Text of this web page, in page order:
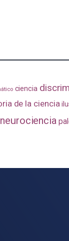
ciencia
de la ciencia
neurociencia